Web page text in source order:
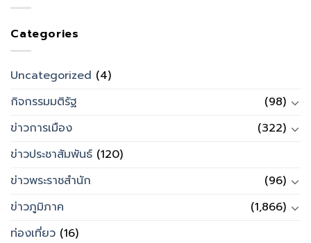
Categories
Uncategorized (4)
กิจกรรมมติรัฐ
(98)
ข่าวการเมือง
(322)
ข่าวประชาสัมพันธ์ (120)
ข่าวพระราชสำนัก
(96)
ข่าวภูมิภาค
(1,866)
ท่องเที่ยว (16)